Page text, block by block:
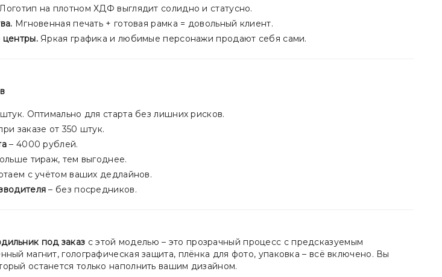
на плотном ХДФ выглядит солидно и статусно.
Мгновенная печать + готовая рамка = довольный клиент.
центры.Яркая графика и любимые персонажи продают себя сами.
Оптимально для старта без лишних рисков.
заказе от 350 штук.
– 4000 рублей.
тираж, тем выгоднее.
с учётом ваших дедлайнов.
– без посредников.
под заказ с этой моделью – это прозрачный процесс с предсказуемым
магнит, голографическая защита, плёнка для фото, упаковка – всё включено. Вы
останется только наполнить вашим дизайном.